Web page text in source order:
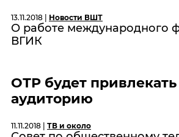
13.11.2018 | Новости ВШТ
О работе международного
ВГИК
ОТР будет
аудиторию
11.11.2018 | ТВ и около